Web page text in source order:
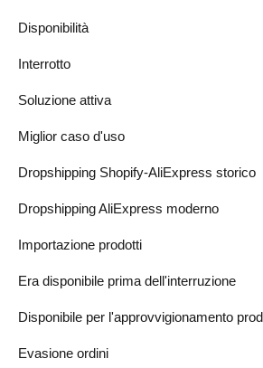
Disponibilità
Interrotto
Soluzione attiva
Miglior caso d'uso
Dropshipping Shopify-AliExpress storico
Dropshipping AliExpress moderno
Importazione prodotti
Era disponibile prima dell'interruzione
Disponibile per l'approvvigionamento
Evasione ordini